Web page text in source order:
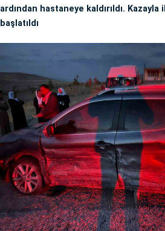
ardından hastaneye kaldırıldı.
başlatıldı